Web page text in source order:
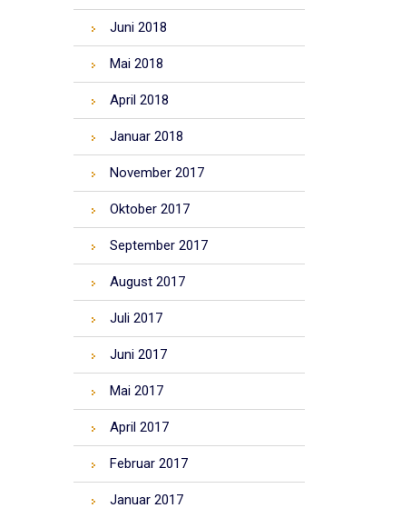
Juni 2018
Mai 2018
April 2018
Januar 2018
November 2017
Oktober 2017
September 2017
August 2017
Juli 2017
Juni 2017
Mai 2017
April 2017
Februar 2017
Januar 2017